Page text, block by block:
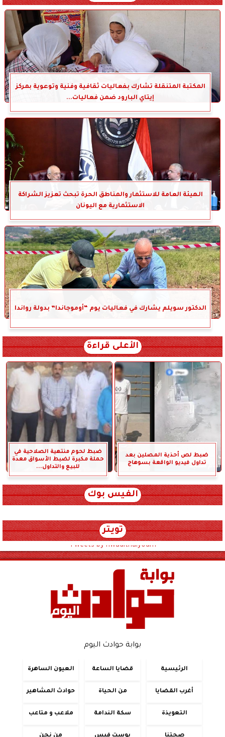
المكتبة المتنقلة تشارك بفعاليات ثقافية وفنية وتوعوية بمركز
إيتاي البارود ضمن فعاليات...
الهيئة العامة للاستثمار والمناطق الحرة تبحث تعزيز الشراكة
الاستثمارية مع اليونان
الدكتور سويلم يشارك في فعاليات يوم “أوموجاندا” بدولة رواندا
الأعلى قراءة
ضبط لص أحذية المصلين بعد
تداول فيديو الواقعة بسوهاج
ضبط لحوم منتهية الصلاحية في
حملة مكبرة لضبط الأسواق معدة
للبيع والتداول...
الفيس بوك
تويتر
Tweets by hwadithalyoum
بوابة حوادث اليوم
الرئيسية قضايا الساعة العيون الساهرة
أغرب القضايا من الحياة حوادث المشاهير
التعويذة سكة الندامة ملاعب و متاعب
صحتنا بوست فيس من نحن